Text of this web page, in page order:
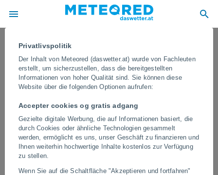
Privatlivspolitik
Der Inhalt von Meteored (daswetter.at) wurde von Fachleuten
erstellt, um sicherzustellen, dass die bereitgestellten
Informationen von hoher Qualität sind. Sie können diese
Website über die folgenden Optionen aufrufen:
Accepter cookies og gratis adgang
Gezielte digitale Werbung, die auf Informationen basiert, die
durch Cookies oder ähnliche Technologien gesammelt
werden, ermöglicht es uns, unser Geschäft zu finanzieren und
Ihnen weiterhin hochwertige Inhalte kostenlos zur Verfügung
zu stellen.
Wenn Sie auf die Schaltfläche "Akzeptieren und fortfahren"
Eine Welle von Tornados verwüstet
mehrere Städte in der Türkei